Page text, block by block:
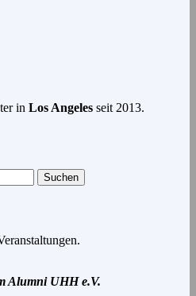
in Los Angeles seit 2013.
Alumni UHH e.V.